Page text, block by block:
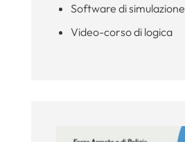
Software di simulazione
Video-corso di logica